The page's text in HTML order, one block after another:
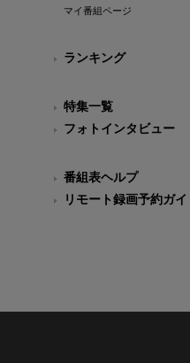
マイ番組ページ
ランキング
特集一覧
フォトインタビュー
番組表ヘルプ
リモート録画予約ガイ